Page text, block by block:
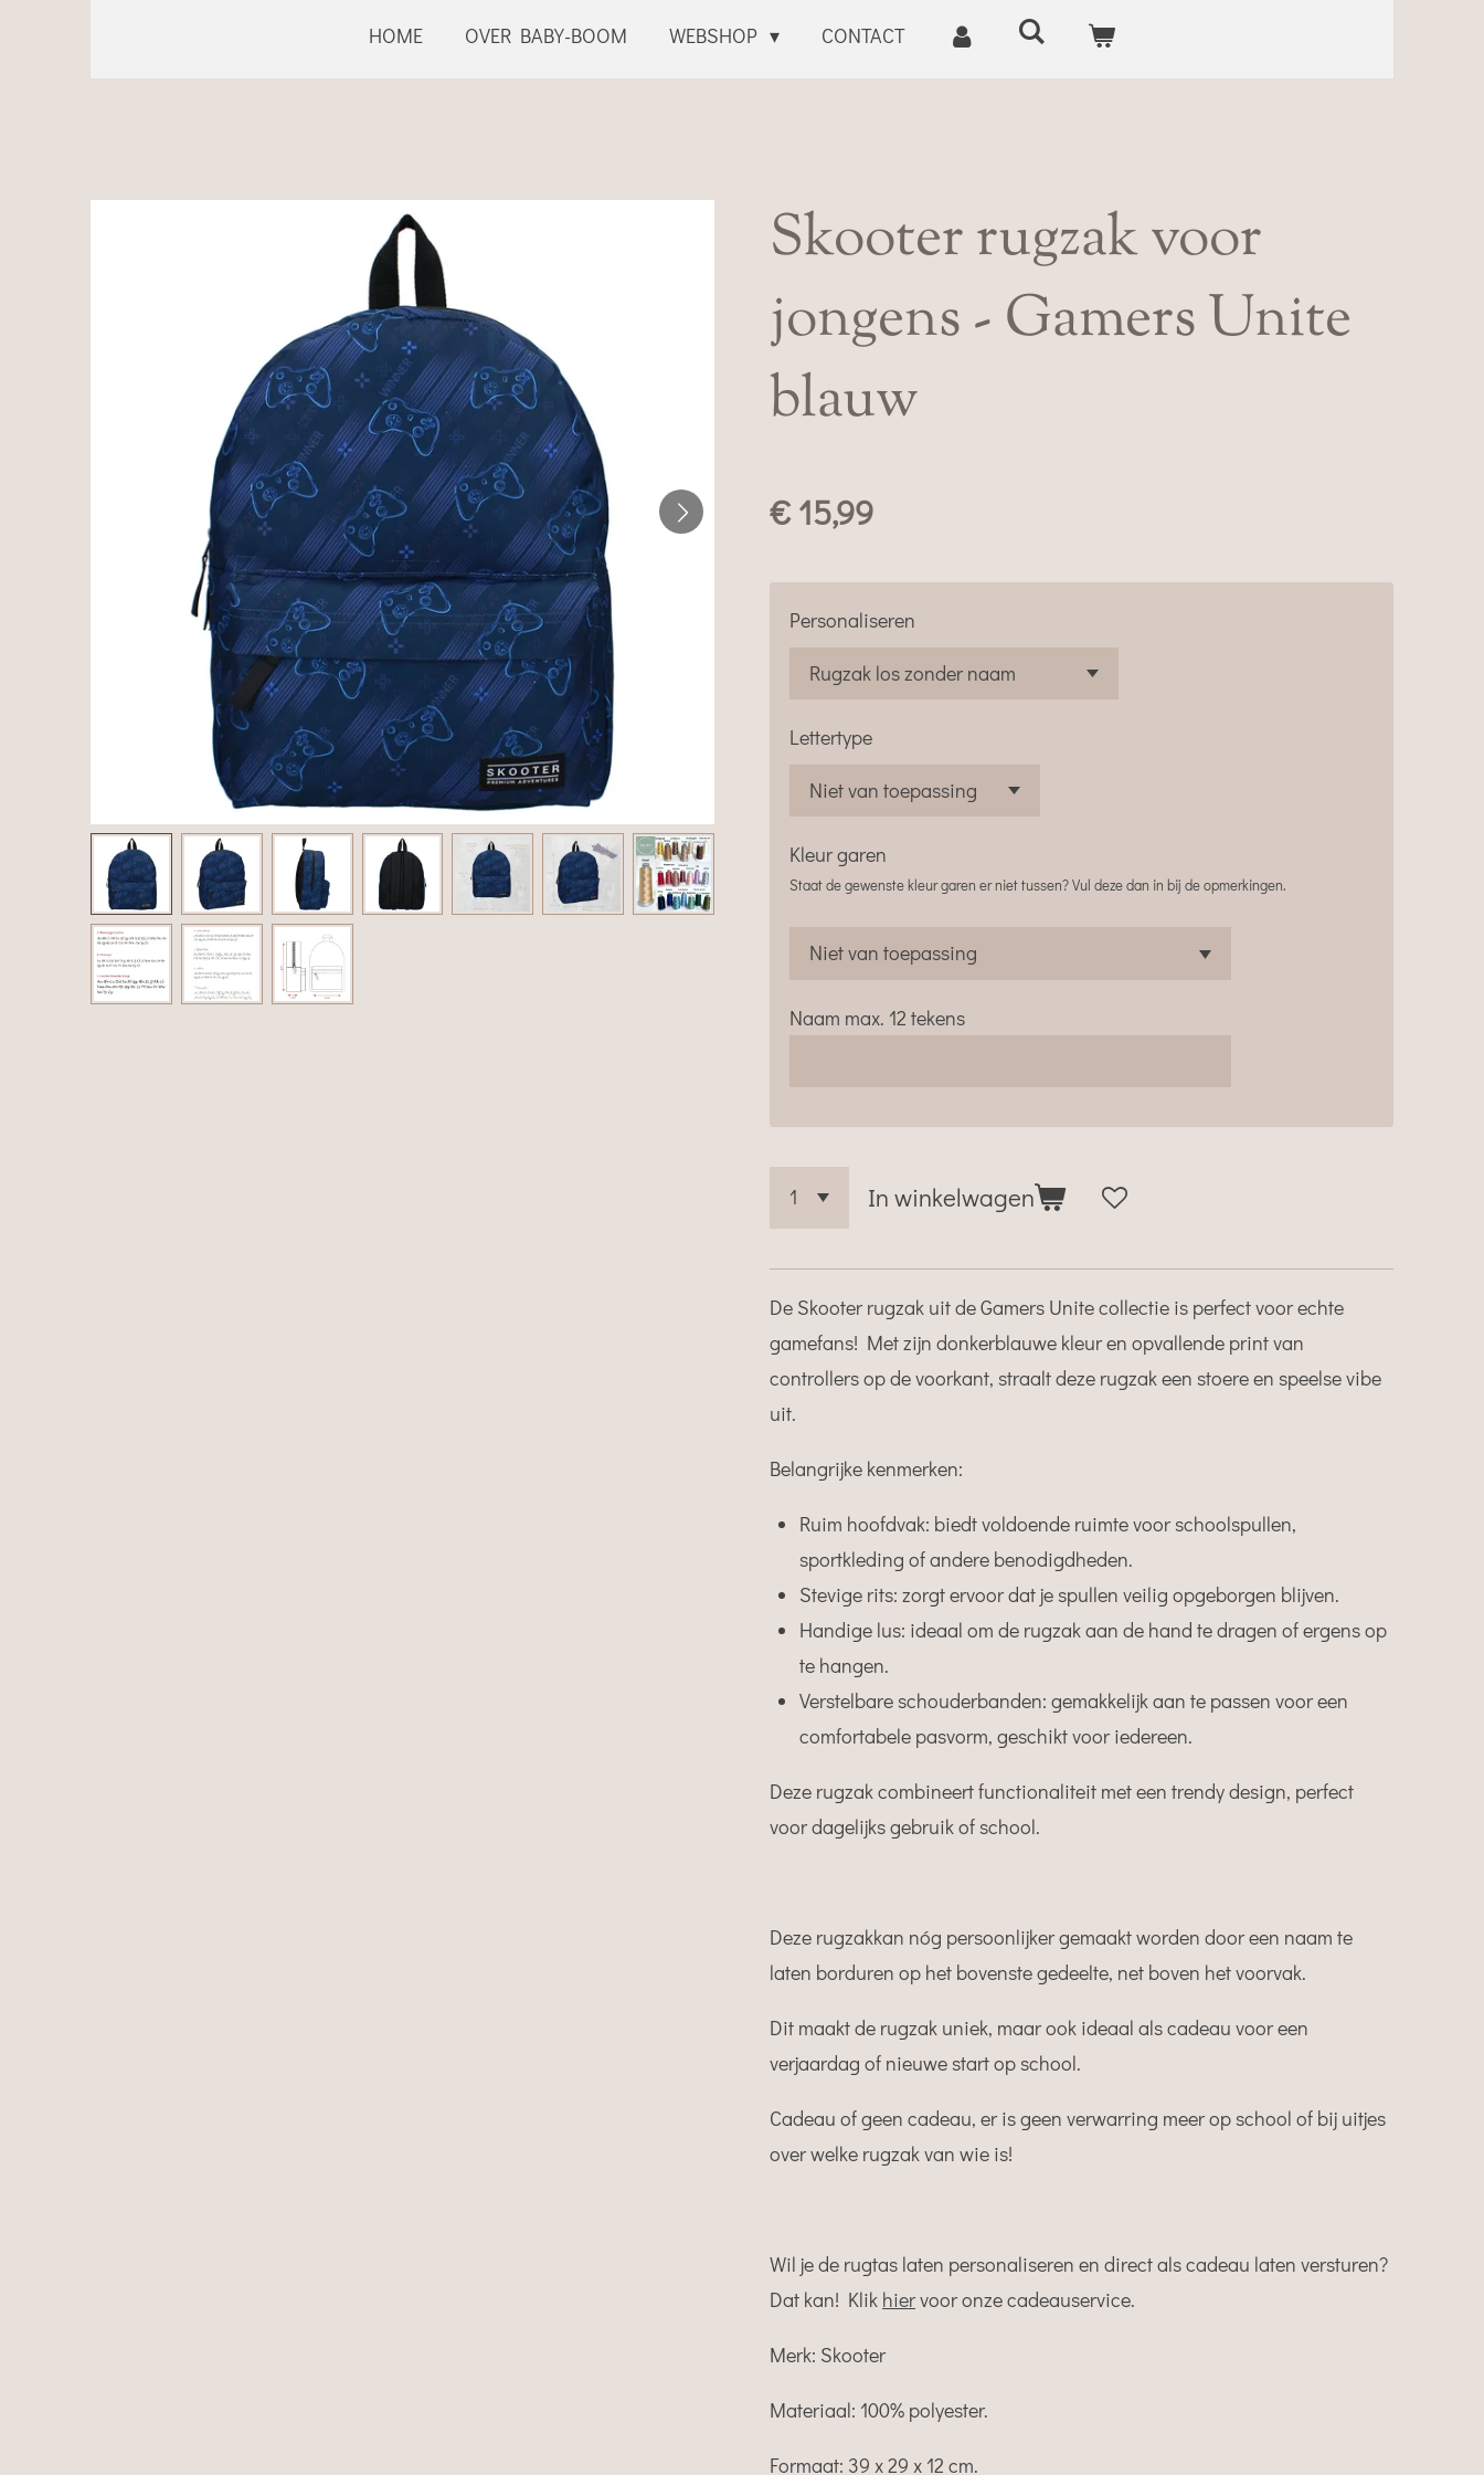
HOME OVER BABY-BOOM WEBSHOP CONTACT
Skooter rugzak voor
jongens - Gamers Unite
blauw
€ 15,99
Personaliseren
Lettertype
Kleur garen
Staat de gewenste kleur garen er niet tussen? Vul deze dan in bij de opmerkingen.
Naam max. 12 tekens
In winkelwagen
De Skooter rugzak uit de Gamers Unite collectie is perfect voor echte
gamefans! Met zijn donkerblauwe kleur en opvallende print van
controllers op de voorkant, straalt deze rugzak een stoere en speelse vibe
uit.
Belangrijke kenmerken:
Ruim hoofdvak: biedt voldoende ruimte voor schoolspullen,
sportkleding of andere benodigdheden.
Stevige rits: zorgt ervoor dat je spullen veilig opgeborgen blijven.
Handige lus: ideaal om de rugzak aan de hand te dragen of ergens op
te hangen.
Verstelbare schouderbanden: gemakkelijk aan te passen voor een
comfortabele pasvorm, geschikt voor iedereen.
Deze rugzak combineert functionaliteit met een trendy design, perfect
voor dagelijks gebruik of school.
Deze rugzakkan nóg persoonlijker gemaakt worden door een naam te
laten borduren op het bovenste gedeelte, net boven het voorvak.
Dit maakt de rugzak uniek, maar ook ideaal als cadeau voor een
verjaardag of nieuwe start op school.
Cadeau of geen cadeau, er is geen verwarring meer op school of bij uitjes
over welke rugzak van wie is!
Wil je de rugtas laten personaliseren en direct als cadeau laten versturen?
Dat kan! Klik hiervoor onze cadeauservice.
Merk: Skooter
Materiaal: 100% polyester.
Formaat: 39 x 29 x 12 cm.